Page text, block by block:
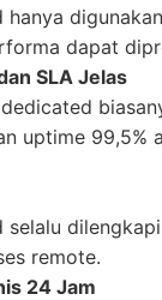
dapat
SLA Jelas
uptime 99,5%
remote.
24 Jam